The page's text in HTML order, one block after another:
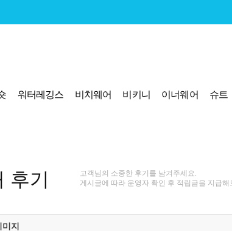
워터레깅스 비치웨어 비키니 이너웨어 슈트
후기
고객님의 소중한 후기를 남겨주세요.
게시글에 따라 운영자 확인 후 적립금을 지급해
미지